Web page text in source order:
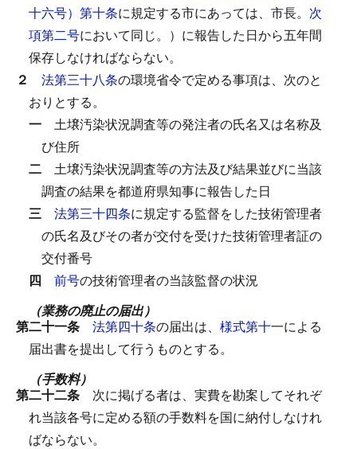
十六号）第十条に規定する市にあっては、市長。 次
項第二号において同じ。）に報告した日から五年間
保存しなければならない。
２ 法第三十八条の環境省令で定める事項は、次のと
おりとする。
一 土壌汚染状況調査等の発注者の氏名又は名称及
び住所
二 土壌汚染状況調査等の方法及び結果並びに当該
調査の結果を都道府県知事に報告した日
三 法第三十四条に規定する監督をした技術管理者
の氏名及びその者が交付を受けた技術管理者証の
交付番号
四 前号の技術管理者の当該監督の状況
（業務の廃止の届出）
第二十一条 法第四十条の届出は、 様式第十一による
届出書を提出して行うものとする。
（手数料）
第二十二条 次に掲げる者は、実費を勘案してそれぞ
れ当該各号に定める額の手数料を国に納付しなけれ
ばならない。